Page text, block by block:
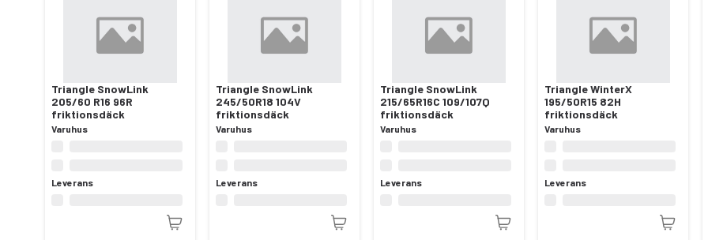
Triangle SnowLink
205/60 R16 96R
friktionsdäck
Varuhus
Leverans
Triangle SnowLink
245/50R18 104V
friktionsdäck
Varuhus
Leverans
Triangle SnowLink
215/65R16C 109/107Q
friktionsdäck
Varuhus
Leverans
Triangle WinterX
195/50R15 82H
friktionsdäck
Varuhus
Leverans